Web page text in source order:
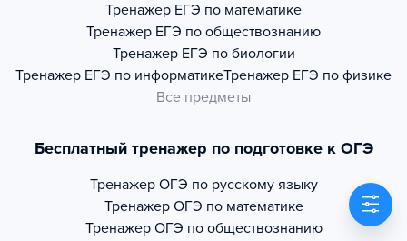
Тренажер ЕГЭ по математике
Тренажер ЕГЭ по обществознанию
Тренажер ЕГЭ по биологии
Тренажер ЕГЭ по информатикеТренажер ЕГЭ по физике
Все предметы
Бесплатный тренажер по подготовке к ОГЭ
Тренажер ОГЭ по русскому языку
Тренажер ОГЭ по математике
Тренажер ОГЭ по обществознанию